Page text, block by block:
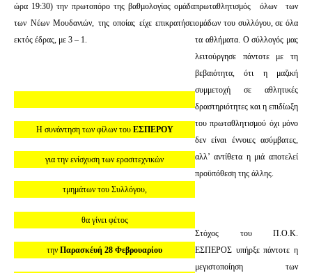
ώρα 19:30) την πρωτοπόρο της βαθμολογίας ομάδα
των Νέων Μουδανιών, της οποίας είχε επικρατήσει
εκτός έδρας, με 3 – 1.
Η συνάντηση των φίλων του ΕΣΠΕΡΟΥ
για την ενίσχυση των ερασιτεχνικών
τμημάτων του Συλλόγου,
θα γίνει φέτος
την Παρασκέυή 28 Φεβρουαρίου
πρωταθλητισμός όλων των
ομάδων του συλλόγου, σε όλα
τα αθλήματα. Ο σύλλογός μας
λειτούργησε πάντοτε με τη
βεβαιότητα, ότι η μαζική
συμμετοχή σε αθλητικές
δραστηριότητες και η επιδίωξη
του πρωταθλητισμού όχι μόνο
δεν είναι έννοιες ασύμβατες,
αλλ’ αντίθετα η μιά αποτελεί
προϋπόθεση της άλλης.
Στόχος του Π.Ο.Κ.
ΕΣΠΕΡΟΣ υπήρξε πάντοτε η
μεγιστοποίηση των